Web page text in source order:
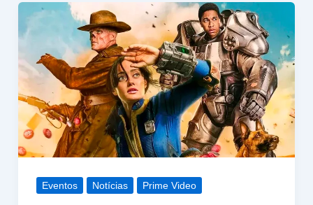
Eventos Notícias Prime Video